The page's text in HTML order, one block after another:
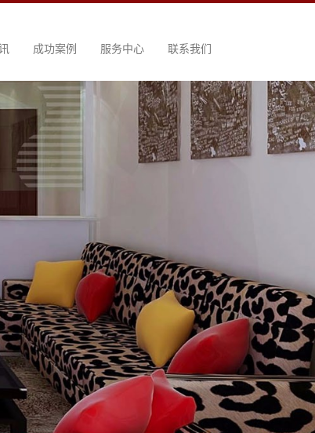
成功案例 服务中心 联系我们